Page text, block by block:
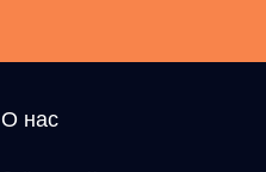
О нас